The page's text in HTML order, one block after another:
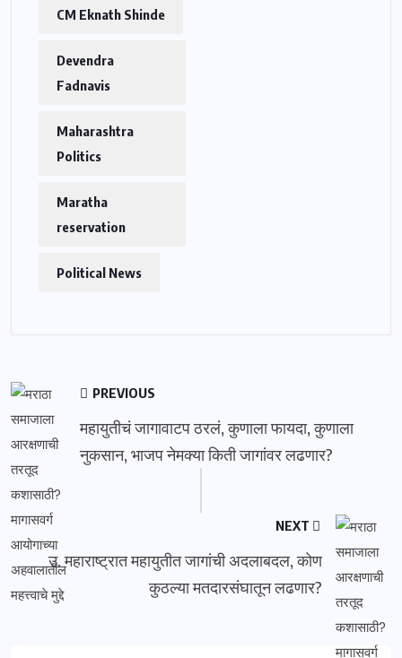
CM Eknath Shinde
Devendra
Fadnavis
Maharashtra
Politics
Maratha
reservation
Political News
PREVIOUS
महायुतीचं जागावाटप ठरलं, कुणाला फायदा, कुणाला
नुकसान, भाजप नेमक्या किती जागांवर लढणार?
NEXT
उ. महाराष्ट्रात महायुतीत जागांची अदलाबदल, कोण
कुठल्या मतदारसंघातून लढणार?